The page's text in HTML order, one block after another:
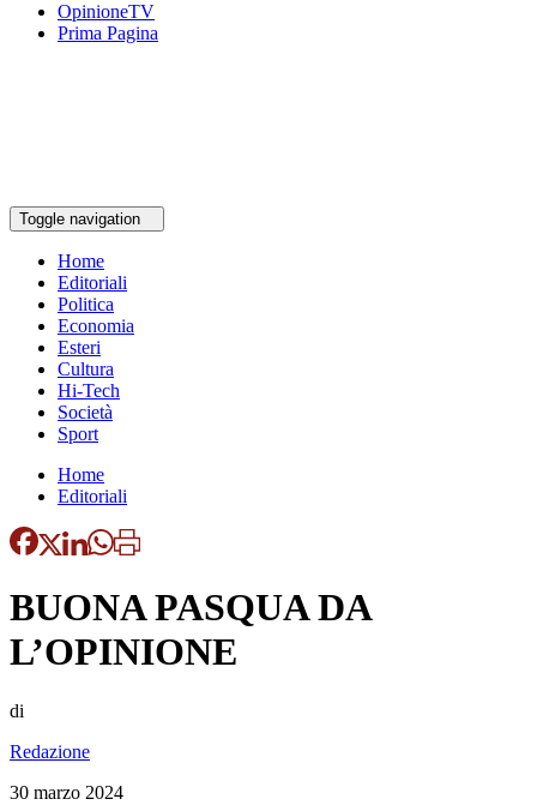
OpinioneTV
Prima Pagina
Toggle navigation
Home
Editoriali
Politica
Economia
Esteri
Cultura
Hi-Tech
Società
Sport
Home
Editoriali
BUONA PASQUA DA
L’OPINIONE
di
Redazione
30 marzo 2024